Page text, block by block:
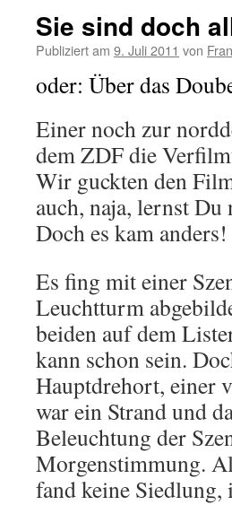
Sie sind doch
Publiziert am 9. Juli 2011 von
oder: Über das
Einer noch zur
dem ZDF die
Wir guckten den
auch, naja, lernst
Doch es kam anders!
Es fing mit einer
Leuchtturm
beiden auf dem
kann schon sein.
Hauptdrehort, einer
war ein Strand und
Beleuchtung der
Morgenstimmung.
fand keine Siedlung,